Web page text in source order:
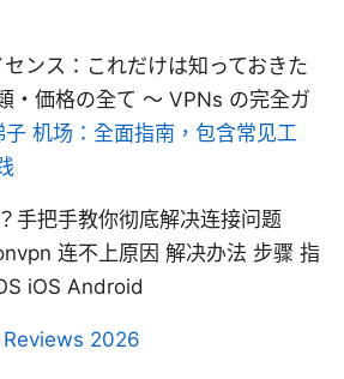
ンス：これだけは知っておきた
・価格の全て 〜 VPNs の完全ガ
机场：全面指南，包含常见工
手把手教你彻底解决连接问题
连不上原因 解决办法 步骤 指
iOS Android
2026